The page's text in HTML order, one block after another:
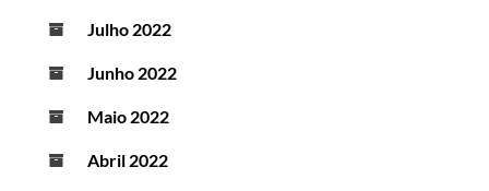
Julho 2022
Junho 2022
Maio 2022
Abril 2022